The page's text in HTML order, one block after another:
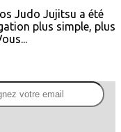
Judo Jujitsu a été
plus simple, plus